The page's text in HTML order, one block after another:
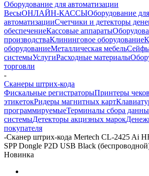
Оборудование для автоматизации
ВесыОНЛАЙН-КАССЫОборудование для
автоматизацииСчетчики и детекторы
обеспечениеКассовые аппараты
производстваКлининговое оборудование
оборудованиеМеталлическая мебель
системыУслугиРасходные материалы
торговли
-
Сканеры штрих-кода
Фискальные регистраторыПринтеры чеков
этикетокРидеры магнитных карт
программируемыеТерминалы сбора
системыДетекторы акцизных марок
покупателя
-Сканер штрих-кода Mertech CL-2425 Ai
SPP Dongle P2D USB Black
Новинка